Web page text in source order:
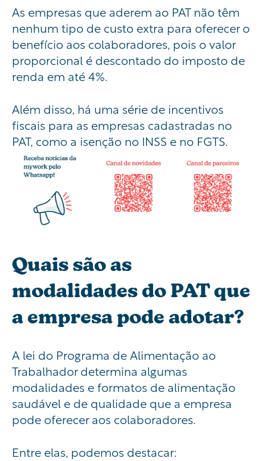
As empresas que aderem ao PAT não têm
nenhum tipo de custo extra para oferecer o
benefício aos colaboradores, pois o valor
proporcional é descontado do imposto de
renda em até 4%.
Além disso, há uma série de incentivos
fiscais para as empresas cadastradas no
PAT, como a isenção no INSS e no FGTS.
Quais são as
modalidades do PAT que
a empresa pode adotar?
A lei do Programa de Alimentação ao
Trabalhador determina algumas
modalidades e formatos de alimentação
saudável e de qualidade que a empresa
pode oferecer aos colaboradores.
Entre elas, podemos destacar: